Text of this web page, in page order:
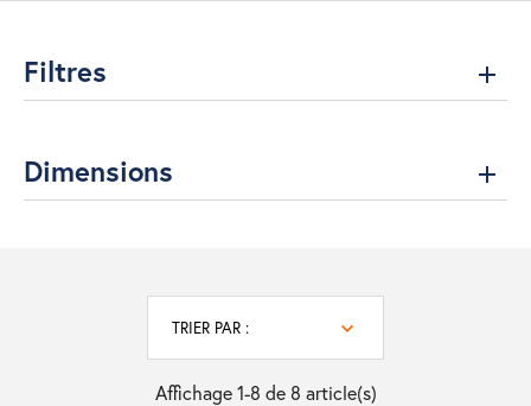
Filtres
Dimensions
TRIER PAR :
Affichage 1-8 de 8 article(s)